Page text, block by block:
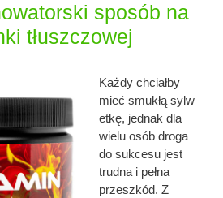
sposób na
tłuszczowej
Każdy chciałby
mieć smukłą sylw
etkę, jednak dla
wielu osób droga
do sukcesu jest
trudna i pełna
przeszkód. Z